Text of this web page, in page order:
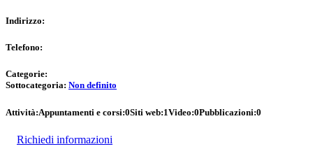
Indirizzo:
Telefono:
Categorie:
Sottocategoria: Non definito
Attività:Appuntamenti e corsi:0Siti web:1Video:0Pubblicazioni:0
Richiedi informazioni